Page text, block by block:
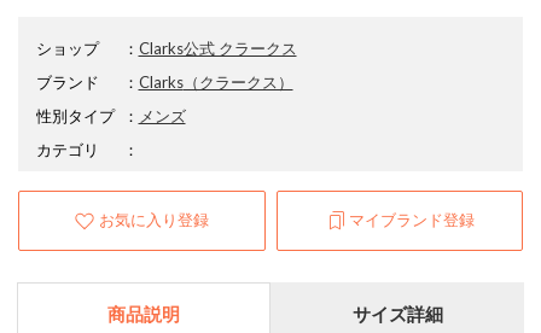
ショップ ： Clarks公式 クラークス
ブランド
： Clarks（クラークス）
性別タイプ
： メンズ
カテゴリ
：
お気に入り登録 マイブランド登録
商品説明 サイズ詳細